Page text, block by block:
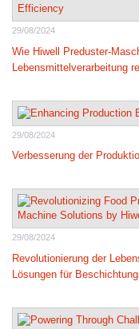
29/08/2024
Wie Hiwell Preduster-
Lebensmittelverarbeitung
29/08/2024
Verbesserung der
29/08/2024
Revolutionierung der
Lösungen für